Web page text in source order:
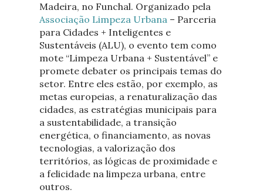
Madeira, no Funchal. Organizado pela
Associação Limpeza Urbana – Parceria
para Cidades + Inteligentes e
Sustentáveis (ALU), o evento tem como
mote “Limpeza Urbana + Sustentável” e
promete debater os principais temas do
setor. Entre eles estão, por exemplo, as
metas europeias, a renaturalização das
cidades, as estratégias municipais para
a sustentabilidade, a transição
energética, o financiamento, as novas
tecnologias, a valorização dos
territórios, as lógicas de proximidade e
a felicidade na limpeza urbana, entre
outros.